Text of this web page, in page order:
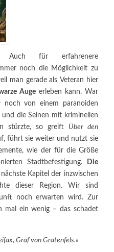
Auch für erfahrenere
noch die Möglichkeit zu
man gerade als Veteran hier
Augeerleben kann. War
noch von einem paranoiden
die Seinen mit kriminellen
stürzte, so greift Über den
führt sie weiter und nutzt sie
wie der für die Größe
Stadtbefestigung.
Die
Kapitel der inzwischen
dieser Region. Wir sind
noch erwarten wird. Zur
mal ein wenig – das schadet
Graf von Gratenfels.«